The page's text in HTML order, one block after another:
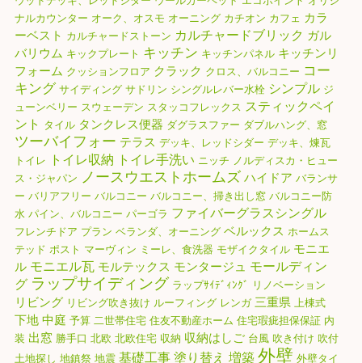
ナルカウンター オーク、オスモ オーニング カチオン カフェ カラ
ーベスト カルチャードストーン カルチャードブリック ガル
バリウム キックプレート キッチン キッチンパネル キッチンリ
フォーム クッションフロア クラック クロス、バルコニー コー
キング サイディング サドリン シングルレバー水栓 シンプル ジ
ューンベリー スウェーデン スタッコフレックス スティックペイ
ント タイル タンクレス便器 ダグラスファー ダブルハング、窓
ツーバイフォー テラス デッキ、レッドシダー デッキ、煉瓦
トイレ トイレ収納 トイレ手洗い ニッチ ノルディスカ・ヒュー
ス・ジャパン ノースウエストホームズハイドア バランサ
ー バリアフリー バルコニー バルコニー、掃き出し窓 バルコニー防
水 パイン、バルコニー パーゴラ ファイバーグラスシングル
フレンチドア プラン ベランダ、オーニング ベルックス ホームス
テッド ポスト マーヴィン ミーレ、食洗器 モザイクタイル モニエ
ル モニエル瓦 モルテックス モンタージュ モールディン
グ ラップサイディング ラップｻｲﾃﾞｨﾝｸﾞ リノベーション
リビング リビング吹き抜け ルーフィング レンガ 三重県 上棟式
下地中庭 予算 二世帯住宅 住友不動産ホーム 住宅瑕疵担保保証 内
装 出窓 勝手口 北欧 北欧住宅 収納 収納はしご 台風 吹き付け 吹付
土地探し 地鎮祭 地震 基礎工事塗り替え 増築外壁 外壁タイ